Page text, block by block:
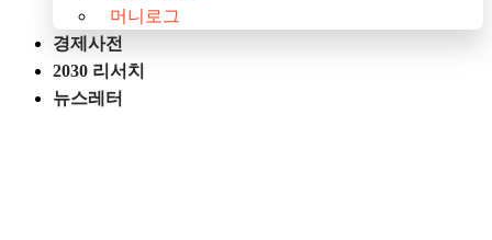
머니로그
경제사전
2030 리서치
뉴스레터